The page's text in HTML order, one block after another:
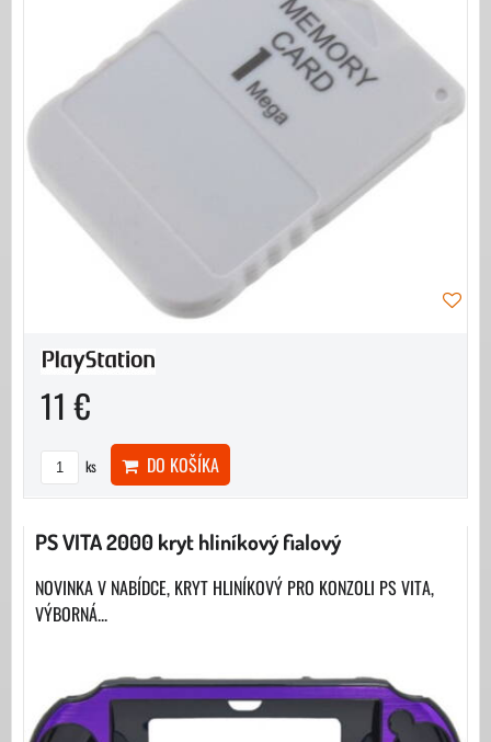
11 €
ks DO KOŠÍKA
PS VITA 2000 kryt hliníkový fialový
NOVINKA V NABÍDCE, KRYT HLINÍKOVÝ PRO KONZOLI PS VITA,
VÝBORNÁ...